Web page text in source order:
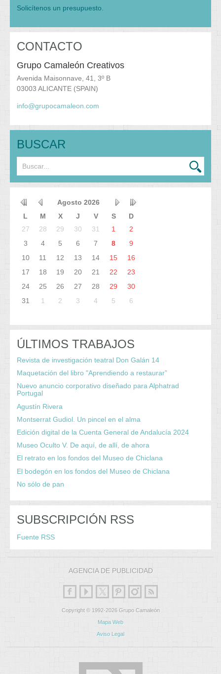
Solicítenos un presupuesto.
CONTACTO
Grupo Camaleón Creativos
Avenida Maisonnave, 41, 3º B
03003 ALICANTE (SPAIN)
info@grupocamaleon.com
BUSCAR
Agosto 2026
L
M X J V S
D
27
28 29 30 31 1
2
3
4 5 6 7 8
9
10
11 12 13 14 15
16
17
18 19 20 21 22
23
24
25 26 27 28 29
30
31
1 2 3 4 5 6
ÚLTIMOS TRABAJOS
Revista de investigación teatral Don Galán 14
Maquetación del libro "Aprendiendo a restaurar”
Nuevo anuncio corporativo diseñado para Alphatrad
Portugal
Agustín Rivera
Montserrat Gudiol. Un pincel en el alma
Edición digital de la Cuenta General de Andalucía 2024
Museo Oculto V. De aquí, de allí, de ahora
El retrato en los fondos del Museo de Chiclana
El bodegón en los fondos del Museo de Chiclana
No sólo de pan
SUBSCRIPCIÓN RSS
Fuente RSS
AGENCIA DE PUBLICIDAD
Copyright © 1992-2026 Grupo Camaleón
Mapa Web
Aviso Legal